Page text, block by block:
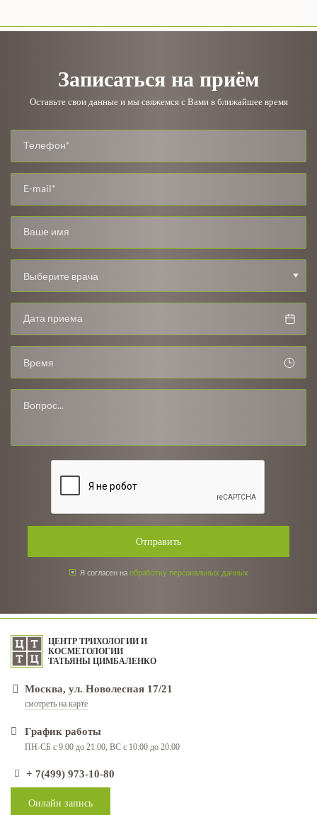
Записаться на приём
Оставьте свои данные и мы свяжемся с Вами в ближайшее время
Выберите врача
Время
Отправить
Я согласен на обработку персональных данных
ЦЕНТР ТРИХОЛОГИИ И
КОСМЕТОЛОГИИ
ТАТЬЯНЫ ЦИМБАЛЕНКО
Москва, ул. Новолесная 17/21
смотреть на карте
График работы
ПН-СБ с 9:00 до 21:00, ВС с 10:00 до 20:00
+ 7(499) 973-10-80
Онлайн запись